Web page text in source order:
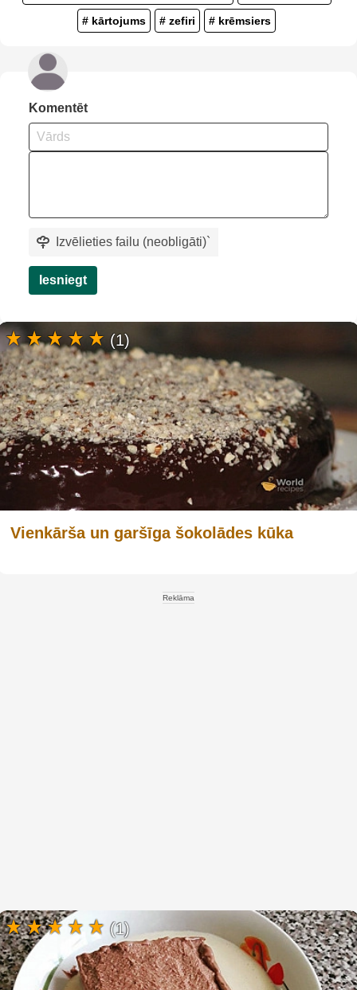
# kārtojums # zefiri # krēmsiers
Komentēt
Izvēlieties failu (neobligāti)`
Iesniegt
Vienkārša un garšīga šokolādes kūka
(1)
Reklāma
(1)